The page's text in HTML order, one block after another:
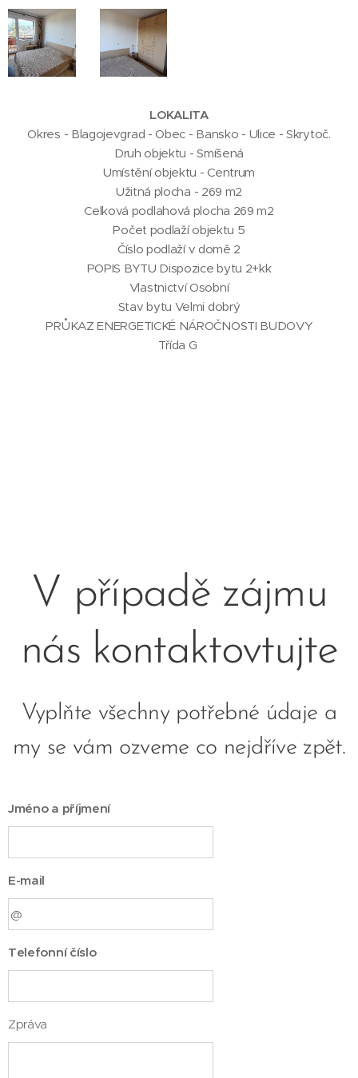
LOKALITA
Okres - Blagojevgrad - Obec - Bansko - Ulice - Skrytoč.
Druh objektu - Smíšená
Umístění objektu - Centrum
Užitná plocha - 269 m2
Celková podlahová plocha 269 m2
Počet podlaží objektu 5
Číslo podlaží v domě 2
POPIS BYTU Dispozice bytu 2+kk
Vlastnictví Osobní
Stav bytu Velmi dobrý
PRŮKAZ ENERGETICKÉ NÁROČNOSTI BUDOVY
Třída G
V případě zájmu
nás kontaktovtujte
Vyplňte všechny potřebné údaje a
my se vám ozveme co nejdříve zpět.
Jméno a příjmení
E-mail
Telefonní číslo
Zpráva